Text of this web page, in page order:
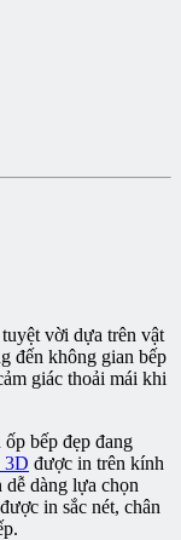
vời dựa trên vật
đến không gian bếp
giác thoải mái khi
bếp đẹp đang
3D được in trên kính
dễ dàng lựa chọn
in sắc nét, chân